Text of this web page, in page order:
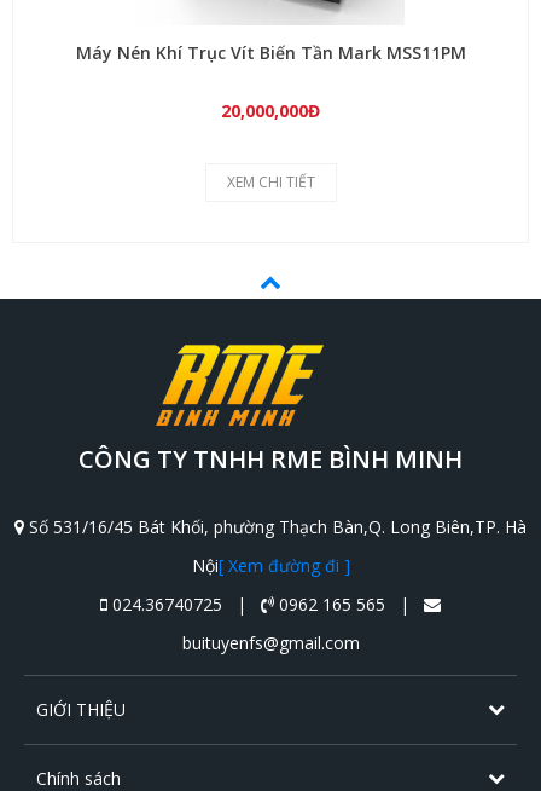
Máy Nén Khí Trục Vít Biến Tần Mark MSS11PM
20,000,000Đ
XEM CHI TIẾT
CÔNG TY TNHH RME BÌNH MINH
Số 531/16/45 Bát Khối, phường Thạch Bàn,Q. Long Biên,TP. Hà
Nội[ Xem đường đi ]
024.36740725 |
0962 165 565 |
buituyenfs@gmail.com
GIỚI THIỆU
Chính sách